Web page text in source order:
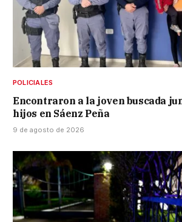
POLICIALES
Encontraron a la joven buscada
hijos en Sáenz Peña
9 de agosto de 2026